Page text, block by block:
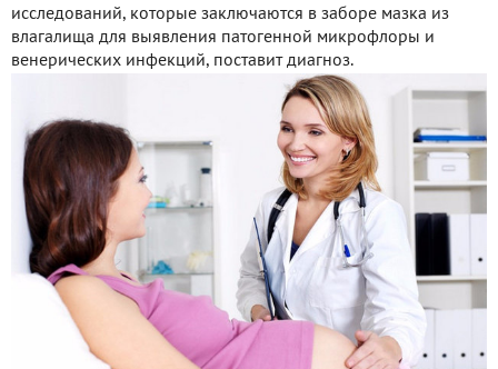
исследований, которые заключаются в заборе мазка из
влагалища для выявления патогенной микрофлоры и
венерических инфекций, поставит диагноз.